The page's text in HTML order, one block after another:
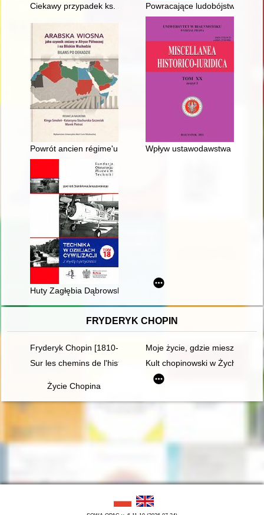
Ciekawy przypadek ks. Stefana Mieszczańskiego (1887-1958)
Powracające ludobójstwo w
Powrót ancien régime'u : Egipt po Arabskiej Wiośnie
Wpływ ustawodawstwa III
Huty Zagłębia Dąbrowskiego. Steel mills of Zagłębie
FRYDERYK CHOPIN
Fryderyk Chopin [1810-1849]. Ród i nazwisko jakiego nie
Moje życie, gdzie mieszka
Sur les chemins de l'histoire littéraire. En hommage à Maciej
Kult chopinowski w Żychlinie
Życie Chopina